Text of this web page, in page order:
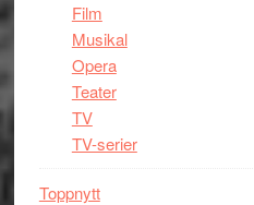
Film
Musikal
Opera
Teater
TV
TV-serier
Toppnytt